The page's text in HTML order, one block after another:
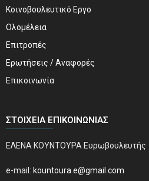
Κοινοβουλευτικό Εργο
Ολομέλεια
Επιτροπές
Ερωτήσεις / Αναφορές
Επικοινωνία
ΣΤΟΙΧΕΊΑ ΕΠΙΚΟΙΝΩΝΊΑΣ
ΕΛΕΝΑ ΚΟΥΝΤΟΥΡΑ Ευρωβουλευτής
e-mail: kountoura.e@gmail.com